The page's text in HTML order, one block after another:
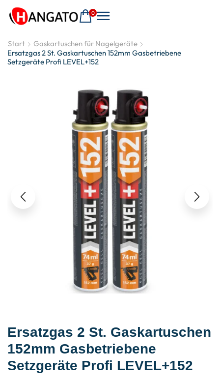
0
Start
Gaskartuschen für Nagelgeräte
Ersatzgas 2 St. Gaskartuschen 152mm Gasbetriebene
Setzgeräte Profi LEVEL+152
Ersatzgas 2 St. Gaskartuschen
152mm Gasbetriebene
Setzgeräte Profi LEVEL+152